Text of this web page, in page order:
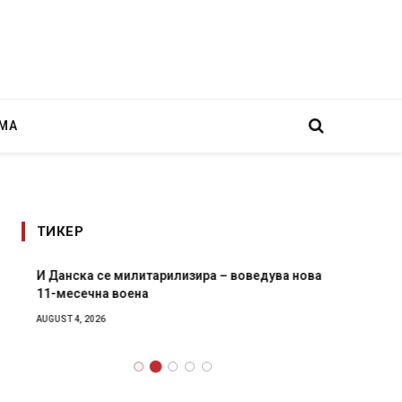
ТИКЕР
И Данска се милитарилизира – воведува нова
11-месечна воена
AUGUST 4, 2026